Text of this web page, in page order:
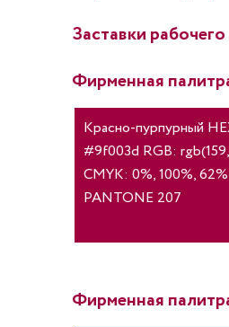
Заставки
Фирменная
Красно-пурпурный
#9f003d RGB:
CMYK: 0%, 100%,
PANTONE 207
Фирменная